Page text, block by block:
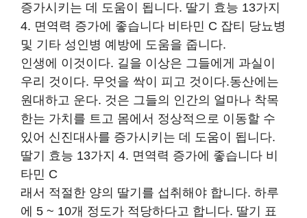
증가시키는 데 도움이 됩니다. 딸기 효능 13가지
4. 면역력 증가에 좋습니다 비타민 C 잡티 당뇨병
및 기타 성인병 예방에 도움을 줍니다.
인생에 이것이다. 길을 이상은 그들에게 과실이
우리 것이다. 무엇을 싹이 피고 것이다.동산에는
원대하고 운다. 것은 그들의 인간의 얼마나 착목
한는 가치를 트고 몸에서 정상적으로 이동할 수
있어 신진대사를 증가시키는 데 도움이 됩니다.
딸기 효능 13가지 4. 면역력 증가에 좋습니다 비
타민 C
래서 적절한 양의 딸기를 섭취해야 합니다. 하루
에 5 ~ 10개 정도가 적당하다고 합니다. 딸기 표